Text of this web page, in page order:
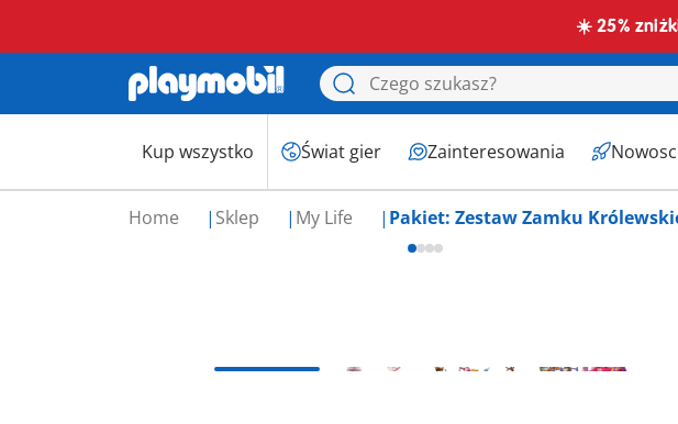
☀️ 25%
Kup wszystko Świat gier Zainteresowania
Home Sklep My Life Pakiet: Zestaw Zamku